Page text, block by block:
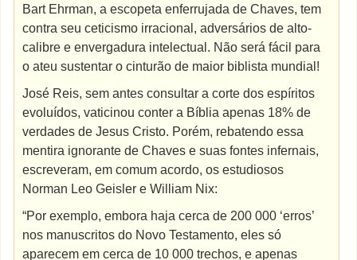
Bart Ehrman, a escopeta enferrujada de Chaves, tem
contra seu ceticismo irracional, adversários de alto-
calibre e envergadura intelectual. Não será fácil para
o ateu sustentar o cinturão de maior biblista mundial!
José Reis, sem antes consultar a corte dos espíritos
evoluídos, vaticinou conter a Bíblia apenas 18% de
verdades de Jesus Cristo. Porém, rebatendo essa
mentira ignorante de Chaves e suas fontes infernais,
escreveram, em comum acordo, os estudiosos
Norman Leo Geisler e William Nix:
“Por exemplo, embora haja cerca de 200 000 ‘erros’
nos manuscritos do Novo Testamento, eles só
aparecem em cerca de 10 000 trechos, e apenas